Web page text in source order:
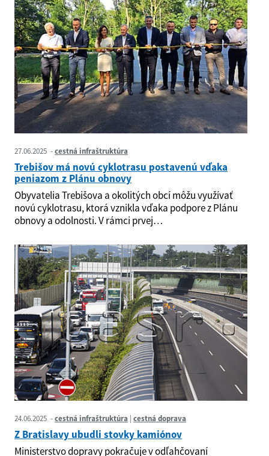
27.06.2025 cestná infraštruktúra
Trebišov má novú cyklotrasu postavenú vďaka
peniazom z Plánu obnovy
​​​​​​​Obyvatelia Trebišova a okolitých obcí môžu využívať
novú cyklotrasu, ktorá vznikla vďaka podpore z Plánu
obnovy a odolnosti. V rámci prvej…
24.06.2025 cestná infraštruktúra cestná doprava
Z Bratislavy ubudli stovky kamiónov
Ministerstvo dopravy pokračuje v odľahčovaní